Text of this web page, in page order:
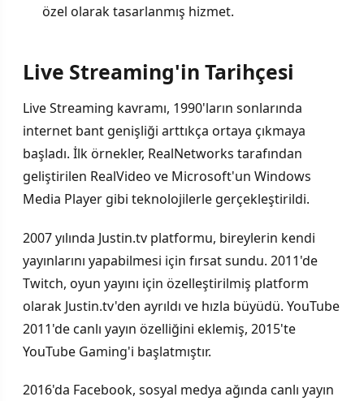
özel olarak tasarlanmış hizmet.
Live Streaming'in Tarihçesi
Live Streaming kavramı, 1990'ların sonlarında
internet bant genişliği arttıkça ortaya çıkmaya
başladı. İlk örnekler, RealNetworks tarafından
geliştirilen RealVideo ve Microsoft'un Windows
Media Player gibi teknolojilerle gerçekleştirildi.
2007 yılında Justin.tv platformu, bireylerin kendi
yayınlarını yapabilmesi için fırsat sundu. 2011'de
Twitch, oyun yayını için özelleştirilmiş platform
olarak Justin.tv'den ayrıldı ve hızla büyüdü. YouTube
2011'de canlı yayın özelliğini eklemiş, 2015'te
YouTube Gaming'i başlatmıştır.
2016'da Facebook, sosyal medya ağında canlı yayın